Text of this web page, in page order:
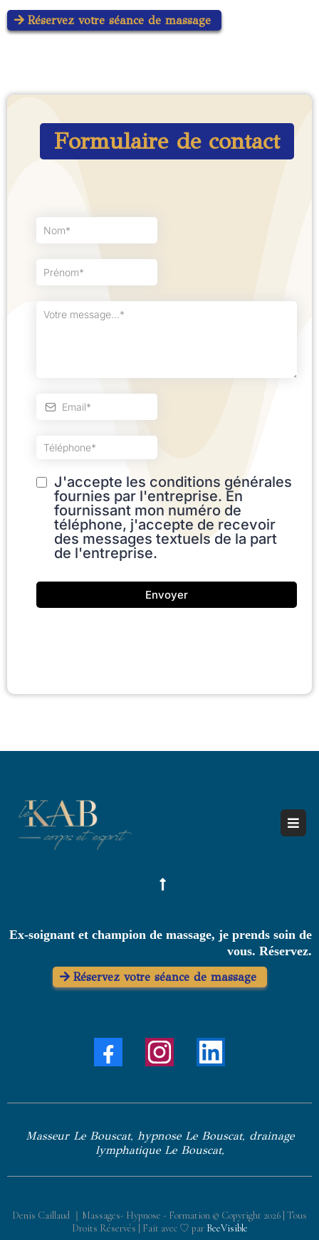
Réservez votre séance de massage
Formulaire de contact
J'accepte les conditions générales
fournies par l'entreprise. En
fournissant mon numéro de
téléphone, j'accepte de recevoir
des messages textuels de la part
de l'entreprise.
Envoyer
Ex-soignant et champion de massage, je prends soin de
vous. Réservez.
Réservez votre séance de massage
Masseur Le Bouscat, hypnose Le Bouscat, drainage
lymphatique Le Bouscat,
Denis Caillaud ｜Massages- Hypnose - Formation © Copyright 2026 | Tous
Droits Réservés | Fait avec ♡ par BeeVisible